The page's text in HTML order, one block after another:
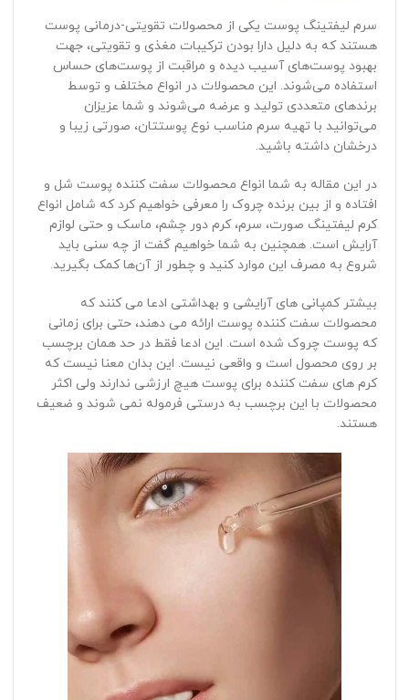
سرم لیفتینگ پوست یکی از محصولات تقویتی-درمانی پوست
هستند که به دلیل دارا بودن ترکیبات مغذی و تقویتی، جهت
بهبود پوست‌های آسیب دیده و مراقبت از پوست‌های حساس
استفاده می‌شوند. این محصولات در انواع مختلف و توسط
برندهای متعددی تولید و عرضه می‌شوند و شما عزیزان
می‌توانید با تهیه سرم مناسب نوع پوستتان، صورتی زیبا و
درخشان داشته باشید.
در این مقاله به شما انواع محصولات سفت کننده پوست شل و
افتاده و از بین برنده چروک را معرفی خواهیم کرد که شامل انواع
کرم لیفتینگ صورت، سرم، کرم دور چشم، ماسک و حتی لوازم
آرایش است. همچنین به شما خواهیم گفت از چه سنی باید
شروع به مصرف این موارد کنید و چطور از آن‌ها کمک بگیرید.
بیشتر کمپانی های آرایشی و بهداشتی ادعا می کنند که
محصولات سفت کننده پوست ارائه می دهند، حتی برای زمانی
که پوست چروک شده است. این ادعا فقط در حد همان برچسب
بر روی محصول است و واقعی نیست. این بدان معنا نیست که
کرم های سفت کننده برای پوست هیچ ارزشی ندارند ولی اکثر
محصولات با این برچسب به درستی فرموله نمی شوند و ضعیف
هستند.